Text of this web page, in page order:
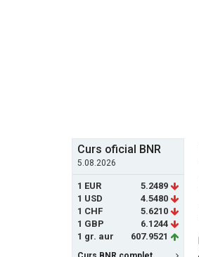
Curs oficial BNR
5.08.2026
1 EUR
5.2489
1 USD
4.5480
1 CHF
5.6210
1 GBP
6.1244
1 gr. aur
607.9521